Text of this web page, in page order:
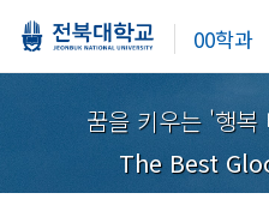
00학과
꿈을 키우는 '행복
The Best